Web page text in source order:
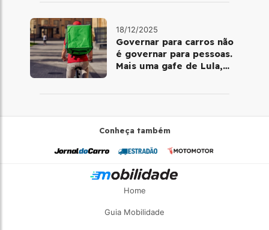
18/12/2025
Governar para carros não
é governar para pessoas.
Mais uma gafe de Lula,
Conheça também
Home
Guia Mobilidade